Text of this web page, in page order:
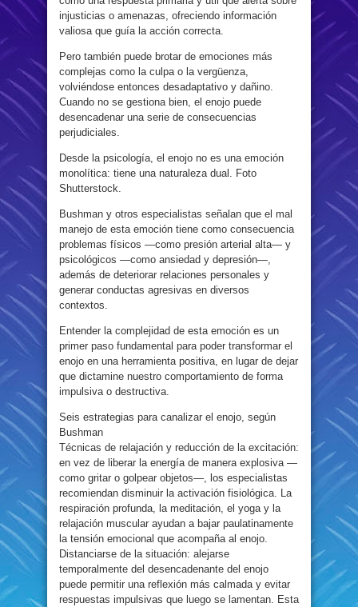
injusticias o amenazas, ofreciendo información
valiosa que guía la acción correcta.
Pero también puede brotar de emociones más
complejas como la culpa o la vergüenza,
volviéndose entonces desadaptativo y dañino.
Cuando no se gestiona bien, el enojo puede
desencadenar una serie de consecuencias
perjudiciales.
Desde la psicología, el enojo no es una emoción
monolítica: tiene una naturaleza dual. Foto
Shutterstock.
Bushman y otros especialistas señalan que el mal
manejo de esta emoción tiene como consecuencia
problemas físicos —como presión arterial alta— y
psicológicos —como ansiedad y depresión—,
además de deteriorar relaciones personales y
generar conductas agresivas en diversos
contextos.
Entender la complejidad de esta emoción es un
primer paso fundamental para poder transformar el
enojo en una herramienta positiva, en lugar de dejar
que dictamine nuestro comportamiento de forma
impulsiva o destructiva.
Seis estrategias para canalizar el enojo, según
Bushman
Técnicas de relajación y reducción de la excitación:
en vez de liberar la energía de manera explosiva —
como gritar o golpear objetos—, los especialistas
recomiendan disminuir la activación fisiológica. La
respiración profunda, la meditación, el yoga y la
relajación muscular ayudan a bajar paulatinamente
la tensión emocional que acompaña al enojo.
Distanciarse de la situación: alejarse
temporalmente del desencadenante del enojo
puede permitir una reflexión más calmada y evitar
respuestas impulsivas que luego se lamentan. Esta